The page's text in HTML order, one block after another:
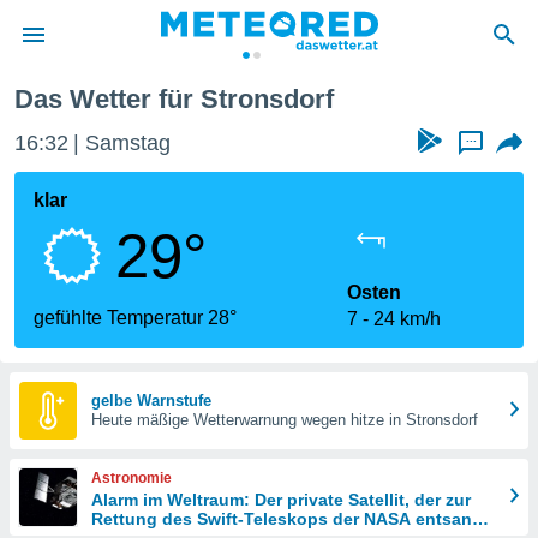
wurde
dass
sind.
diese
Das Wetter für Stronsdorf
16:32 Samstag ...
klar
29°
gefühlte Temperatur 28°
Osten
7
24 km/h
gelbe Warnstufe
Heute mäßige Wetterwarnung wegen hitze in Stronsdorf
Astronomie
Alarm im Weltraum: Der private Satellit, der zur
Rettung des Swift-Teleskops der NASA entsandt